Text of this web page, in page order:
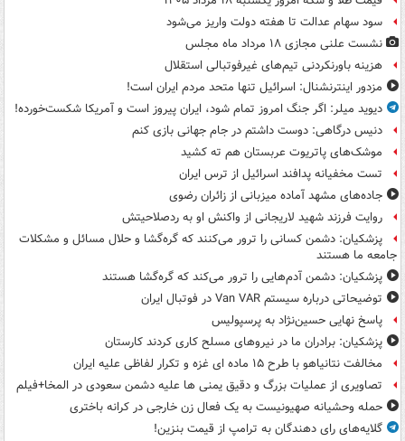
سود سهام عدالت تا هفته دولت واریز می‌شود
نشست علنی مجازی ۱۸ مرداد ماه مجلس
هزینه باورنکردنی تیم‌های غیرفوتبالی استقلال
مزدور اینترنشنال: اسرائیل تنها متحد مردم ایران است!
دیوید میلر: اگر جنگ امروز تمام شود، ایران پیروز است و آمریکا شکست‌خورده!
دنیس درگاهی: دوست داشتم در جام جهانی بازی کنم
موشک‌های پاتریوت عربستان هم ته‌ کشید
تست مخفیانه پدافند اسرائیل از ترس ایران
جاده‌های مشهد آماده میزبانی از زائران رضوی
روایت فرزند شهید لاریجانی از واکنش او به ردصلاحیتش
پزشکیان: دشمن کسانی را ترور می‌کنند که گره‌گشا و حلال مسائل و مشکلات
جامعه ما هستند
پزشکیان: دشمن آدم‌هایی را ترور می‌کند که گره‌گشا هستند
توضیحاتی درباره سیستم Van VAR در فوتبال ایران
پاسخ نهایی حسین‌نژاد به پرسپولیس
پزشکیان: برادران ما در نیروهای مسلح کاری کردند کارستان
مخالفت نتانیاهو با طرح ۱۵ ماده ای غزه و تکرار لفاظی علیه ایران
تصاویری از عملیات بزرگ و دقیق یمنی ها علیه دشمن سعودی در المخا+فیلم
حمله وحشیانه صهیونیست به یک فعال زن خارجی در کرانه باختری
گلایه‌های رای دهندگان به ترامپ از قیمت بنزین!